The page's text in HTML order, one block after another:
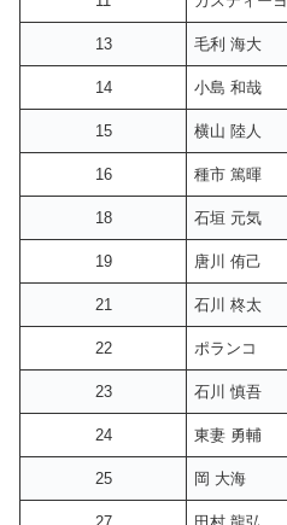
13 毛利 海大
14 小島 和哉
15 横山 陸人
16 種市 篤暉
18 石垣 元気
19 唐川 侑己
21 石川 柊太
22 ポランコ
23 石川 慎吾
24 東妻 勇輔
25 岡 大海